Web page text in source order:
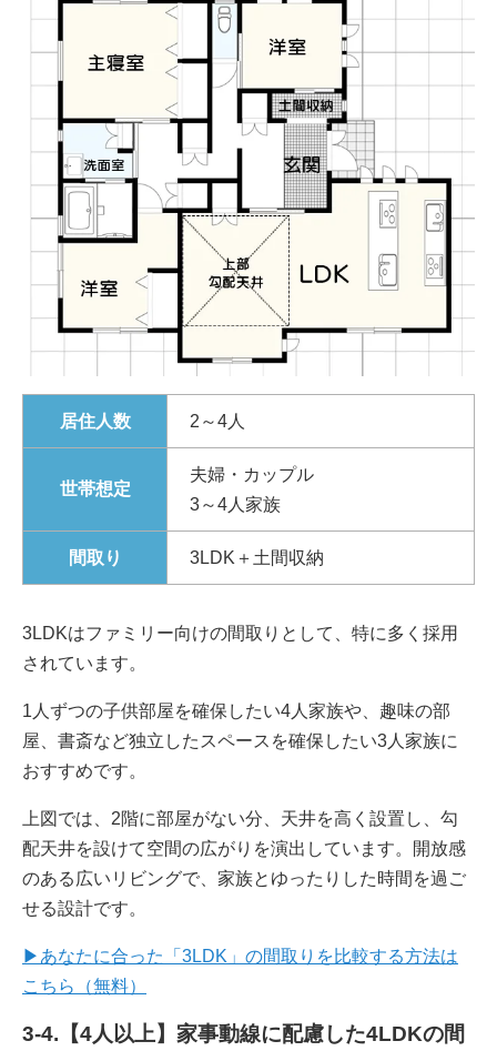
居住人数 2～4人
世帯想定
夫婦・カップル
3～4人家族
間取り 3LDK＋土間収納
3LDKはファミリー向けの間取りとして、特に多く採用
されています。
1人ずつの子供部屋を確保したい4人家族や、趣味の部
屋、書斎など独立したスペースを確保したい3人家族に
おすすめです。
上図では、2階に部屋がない分、天井を高く設置し、勾
配天井を設けて空間の広がりを演出しています。開放感
のある広いリビングで、家族とゆったりした時間を過ご
せる設計です。
▶あなたに合った「3LDK」の間取りを比較する方法は
こちら（無料）
3-4.【4人以上】家事動線に配慮した4LDKの間